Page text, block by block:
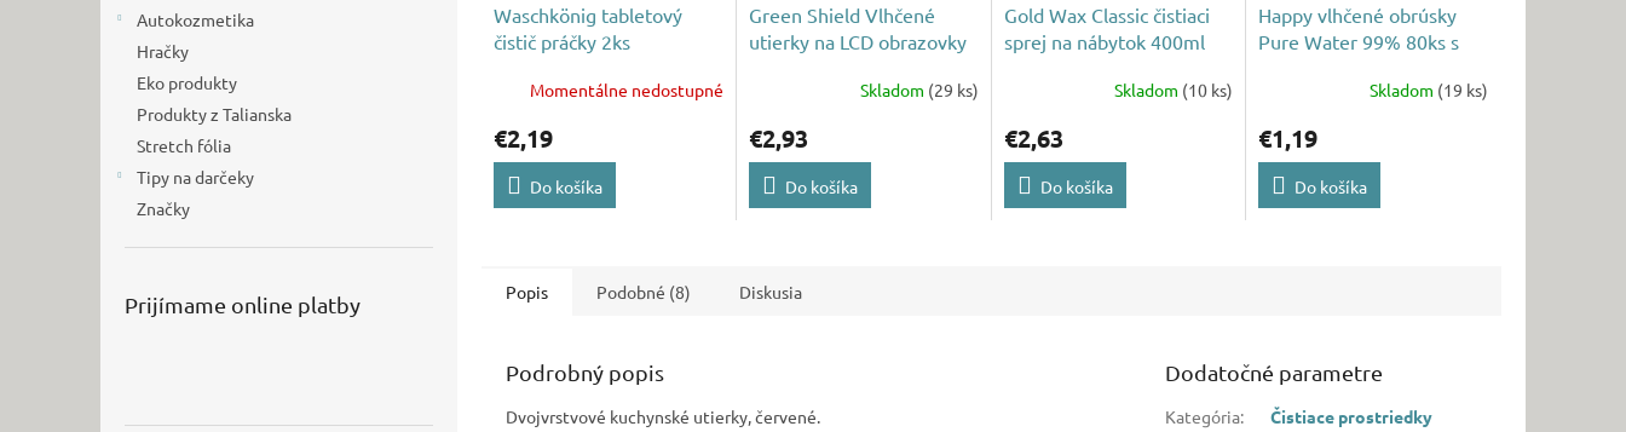
Autokozmetika
Hračky
Eko produkty
Produkty z Talianska
Stretch fólia
Tipy na darčeky
Značky
Prijímame online platby
Waschkönig tabletový
čistič práčky 2ks
Momentálne nedostupné
€2,19
Do košíka
Green Shield Vlhčené
utierky na LCD obrazovky
Skladom (29 ks)
€2,93
Do košíka
Gold Wax Classic čistiaci
sprej na nábytok 400ml
Skladom (10 ks)
€2,63
Do košíka
Happy vlhčené obrúsky
Pure Water 99% 80ks s
Skladom (19 ks)
€1,19
Do košíka
Popis Podobné (8) Diskusia
Podrobný popis
Dvojvrstvové kuchynské utierky, červené.
Dodatočné parametre
Kategória:
Čistiace prostriedky